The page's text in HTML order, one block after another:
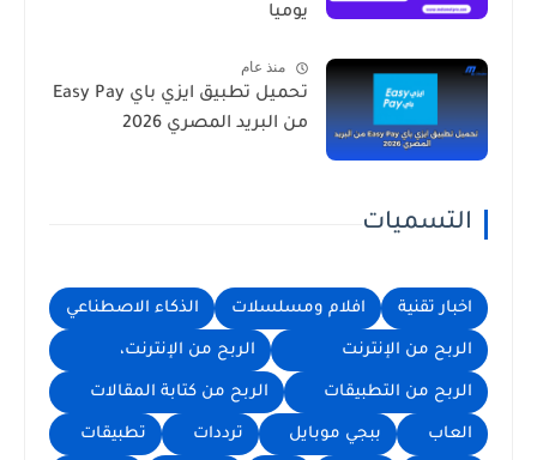
يوميا
منذ عام
تحميل تطبيق ايزي باي Easy Pay
من البريد المصري 2026
التسميات
اخبار تقنية افلام ومسلسلات الذكاء الاصطناعي
الربح من الإنترنت الربح من الإنترنت،
الربح من التطبيقات الربح من كتابة المقالات
العاب ببجي موبايل ترددات تطبيقات